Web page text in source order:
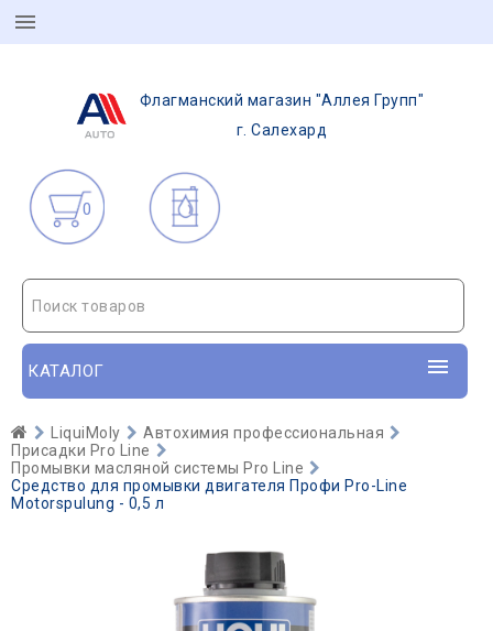
Флагманский магазин "Аллея Групп"
г. Салехард
0
Поиск товаров
КАТАЛОГ
LiquiMoly
Автохимия профессиональная
Присадки Pro Line
Промывки масляной системы Pro Line
Средство для промывки двигателя Профи Pro-Line
Motorspulung - 0,5 л